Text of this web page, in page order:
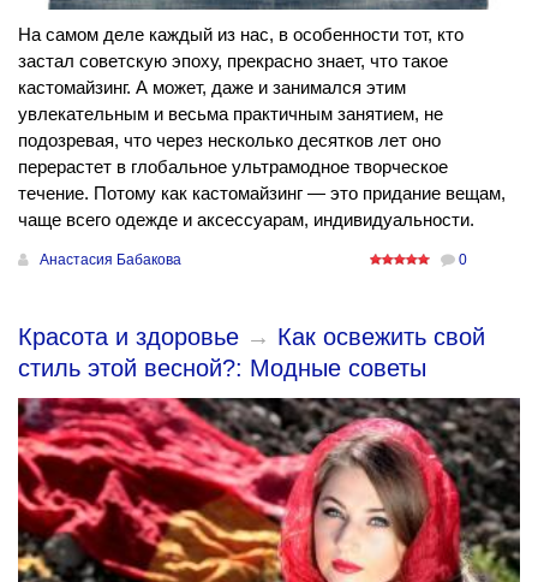
На самом деле каждый из нас, в особенности тот, кто
застал советскую эпоху, прекрасно знает, что такое
кастомайзинг. А может, даже и занимался этим
увлекательным и весьма практичным занятием, не
подозревая, что через несколько десятков лет оно
перерастет в глобальное ультрамодное творческое
течение. Потому как кастомайзинг — это придание вещам,
чаще всего одежде и аксессуарам, индивидуальности.
Анастасия Бабакова 0
Красота и здоровье → Как освежить свой
стиль этой весной?: Модные советы